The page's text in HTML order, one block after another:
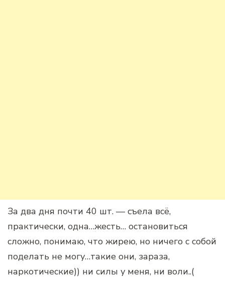
За два дня почти 40 шт. — съела всё,
практически, одна…жесть… остановиться
сложно, понимаю, что жирею, но ничего с собой
поделать не могу…такие они, зараза,
наркотические)) ни силы у меня, ни воли..(